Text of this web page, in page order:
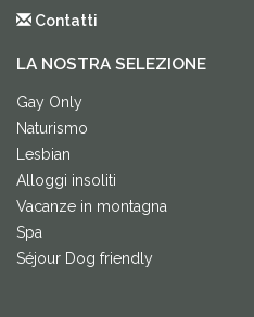
Contatti
LA NOSTRA SELEZIONE
Gay Only
Naturismo
Lesbian
Alloggi insoliti
Vacanze in montagna
Spa
Séjour Dog friendly